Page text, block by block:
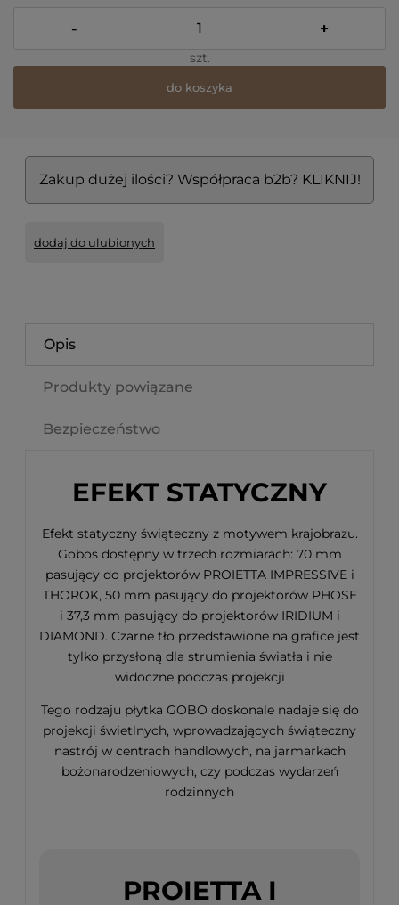
- +
szt.
do koszyka
*- Pole wymagane
Zakup dużej ilości? Współpraca b2b? KLIKNIJ!
dodaj do ulubionych
Opis
Produkty powiązane
Bezpieczeństwo
EFEKT STATYCZNY
Efekt statyczny świąteczny z motywem krajobrazu.
Gobos dostępny w trzech rozmiarach: 70 mm
pasujący do projektorów PROIETTA IMPRESSIVE i
THOROK, 50 mm pasujący do projektorów PHOSE
i 37,3 mm pasujący do projektorów IRIDIUM i
DIAMOND. Czarne tło przedstawione na grafice jest
tylko przysłoną dla strumienia światła i nie
widoczne podczas projekcji
Tego rodzaju płytka GOBO doskonale nadaje się do
projekcji świetlnych, wprowadzających świąteczny
nastrój w centrach handlowych, na jarmarkach
bożonarodzeniowych, czy podczas wydarzeń
rodzinnych
PROIETTA I